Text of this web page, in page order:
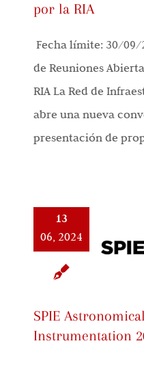
por la RIA
Fecha límite: 30/09/
de Reuniones
RIA La Red de
abre una nueva
presentación de
13
06, 2024
SPIE
Instrumentation